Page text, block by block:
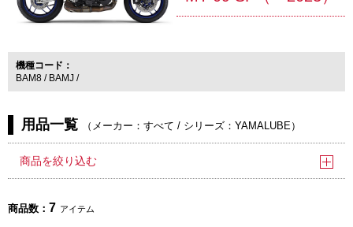
機種コード
BAM8
BAMJ
用品一覧 （ メーカー：すべて / シリーズ：YAMALUBE）
商品を絞り込む
商品数： 7 アイテム